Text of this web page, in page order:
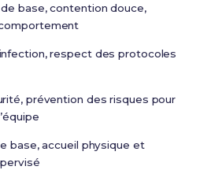
de base, contention douce,
respect des protocoles
prévention des risques pour
base, accueil physique et